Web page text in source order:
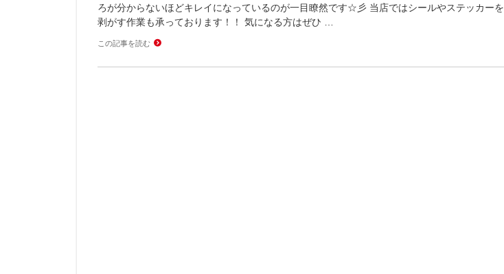
ろが分からないほどキレイになっているのが一目瞭然です☆彡 当店ではシールやステッカーを
剥がす作業も承っております！！ 気になる方はぜひ …
この記事を読む